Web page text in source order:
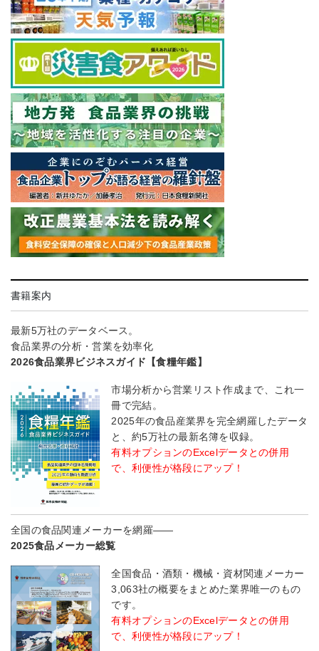
書籍案内
最新5万社のデータベース。
食品業界の分析・営業を効率化
2026食品業界ビジネスガイド【食糧年鑑】
市場分析から営業リスト作成まで、これ一
冊で完結。
2025年の食品産業界を完全網羅したデータ
と、約5万社の最新名簿を収録。
有料オプションのExcelデータとの併用
で、利便性が格段にアップ！
全国の食品関連メーカーを網羅――
2025食品メーカー総覧
全国食品・酒類・機械・資材関連メーカー
3,063社の概要をまとめた業界唯一のもの
です。
有料オプションのExcelデータとの併用
で、利便性が格段にアップ！